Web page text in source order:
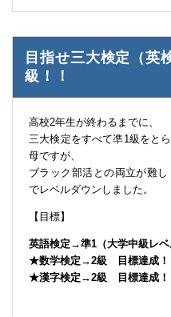
目指せ三大検定（英
級！！
高校2年生が終わるまでに、
三大検定をすべて凖1級をと
母ですが、
ブラック部活との両立が難
でレベルダウンしました。
【目標】
英語検定→準1（大学中級レベ
★数学検定→2級 目標達成！
★漢字検定→2級 目標達成！